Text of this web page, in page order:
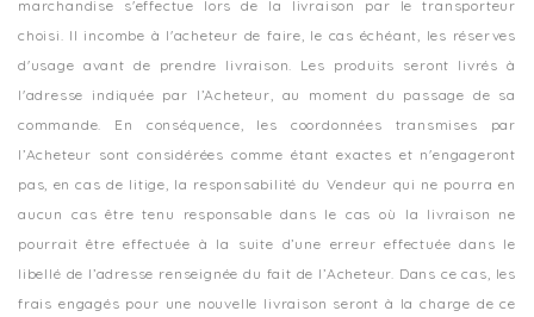
marchandise s'effectue lors de la livraison par le transporteur
choisi. Il incombe à l'acheteur de faire, le cas échéant, les réserves
d'usage avant de prendre livraison. Les produits seront livrés à
l'adresse indiquée par l’Acheteur, au moment du passage de sa
commande. En conséquence, les coordonnées transmises par
l’Acheteur sont considérées comme étant exactes et n'engageront
pas, en cas de litige, la responsabilité du Vendeur qui ne pourra en
aucun cas être tenu responsable dans le cas où la livraison ne
pourrait être effectuée à la suite d’une erreur effectuée dans le
libellé de l’adresse renseignée du fait de l’Acheteur. Dans ce cas, les
frais engagés pour une nouvelle livraison seront à la charge de ce